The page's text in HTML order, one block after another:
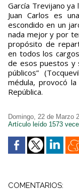
García Trevijano ya
Juan Carlos es
escondido en un
nada mejor y por
propósito de
en todos los
de esos puestos y
públicos”
médula, provocó
República.
Domingo, 22 de Marzo
Artículo leído 1573
COMENTARIOS: